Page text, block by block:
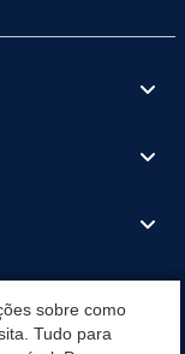
sobre como
Tudo para